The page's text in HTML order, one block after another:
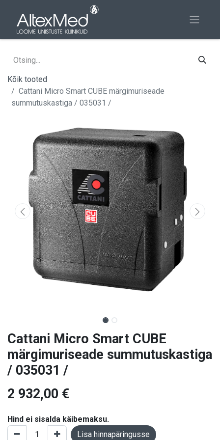
Kõik tooted
Cattani Micro Smart CUBE märgimuriseade
summutuskastiga / 035031 /
Cattani Micro Smart CUBE
märgimuriseade summutuskastiga
/ 035031 /
2 932,00 €
Hind ei sisalda käibemaksu.
Lisa hinnapäringusse